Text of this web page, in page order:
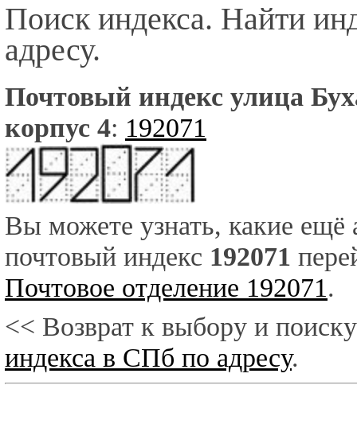
Поиск индекса. Найти
адресу.
Почтовый индекс улица
корпус 4: 192071
Вы можете узнать, какие ещё
почтовый индекс 192071
Почтовое отделение 192071.
<< Возврат к выбору и
индекса в СПб по адресу.